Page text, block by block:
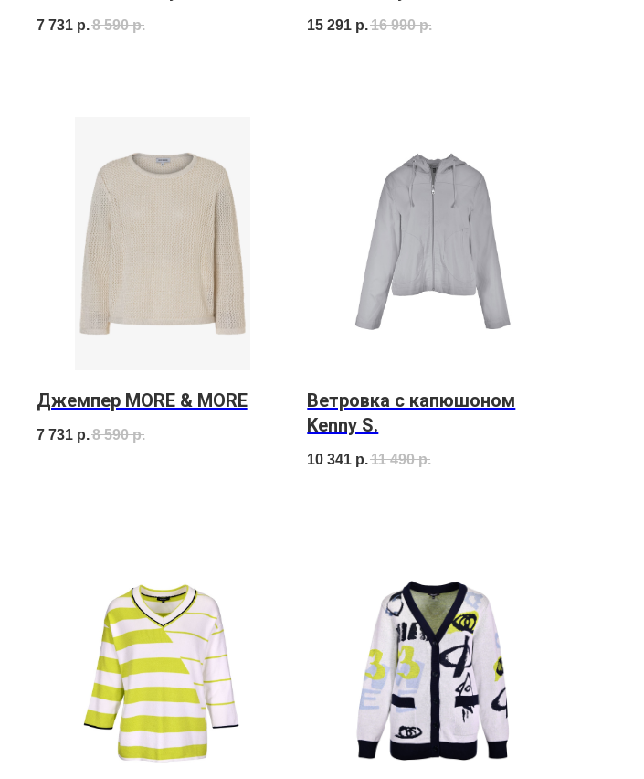
7 731 р.8 590 р. 15 291 р.16 990 р.
Джемпер MORE & MORE
7 731 р.8 590 р.
Ветровка с капюшоном
Kenny S.
10 341 р.11 490 р.